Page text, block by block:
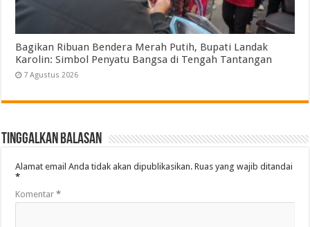
Bagikan Ribuan Bendera Merah Putih, Bupati Landak
Karolin: Simbol Penyatu Bangsa di Tengah Tantangan
7 Agustus 2026
Tinggalkan Balasan
Alamat email Anda tidak akan dipublikasikan. Ruas yang wajib ditandai
*
Komentar*